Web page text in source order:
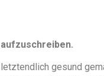
gesund